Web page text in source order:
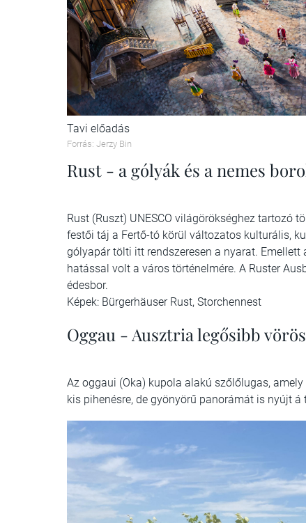
Tavi előadás
Forrás: Jerzy Bin
Rust - a gólyák és a nemes
Rust (Ruszt) UNESCO világörökséghez tartozó
festői táj a Fertő-tó körül változatos kulturális,
gólyapár tölti itt rendszeresen a nyarat.
hatással volt a város történelmére. A Ruster
édesbor.
Képek: Bürgerhäuser Rust, Storchennest
Oggau - Ausztria legősibb
Az oggaui (Oka) kupola alakú szőlőlugas,
kis pihenésre, de gyönyörű panorámát is nyújt á